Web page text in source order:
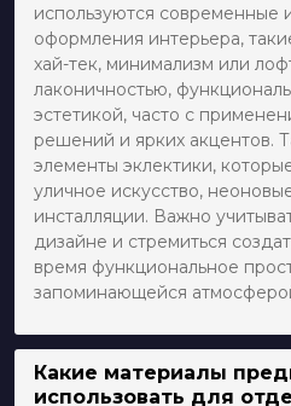
используются современные
оформления интерьера,
хай-тек, минимализм или
лаконичностью,
эстетикой, часто с
решений и ярких акцентов.
элементы эклектики,
уличное искусство,
инсталляции. Важно
дизайне и стремиться
время функциональное
запоминающейся
Какие материалы
использовать для